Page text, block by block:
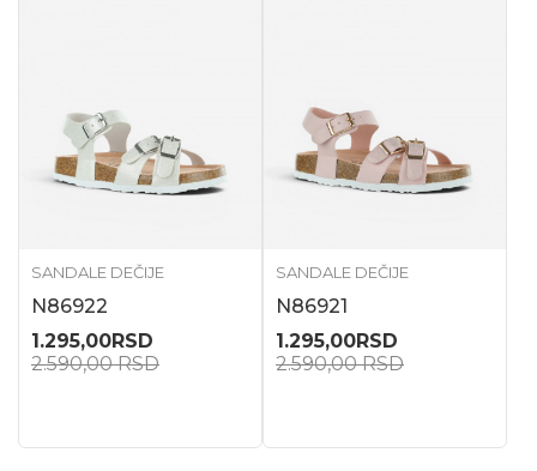
SANDALE DEČIJE
N86922
1.295,00RSD
2.590,00RSD
SANDALE DEČIJE
N86921
1.295,00RSD
2.590,00RSD